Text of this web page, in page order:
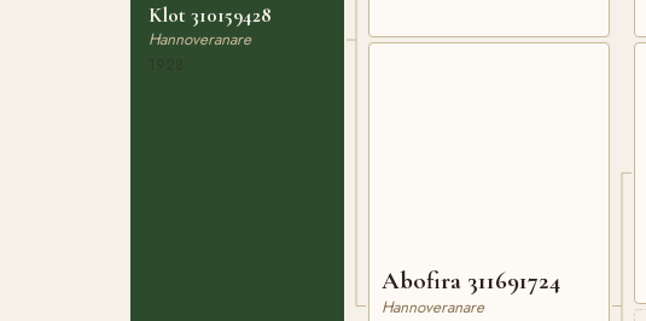
Klot 310159428
Hannoveranare
Abofira 311691724
Hannoveranare